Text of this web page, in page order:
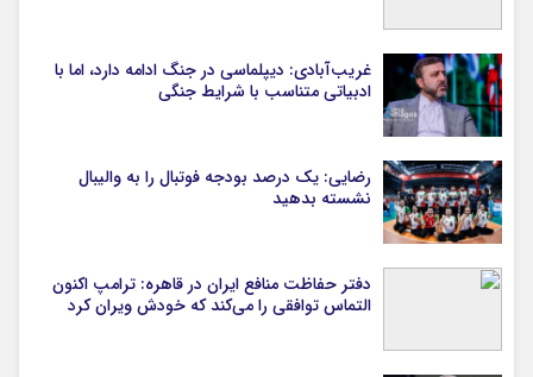
غریب‌آبادی: دیپلماسی در جنگ ادامه دارد، اما با
ادبیاتی متناسب با شرایط جنگی
رضایی: یک درصد بودجه فوتبال را به والیبال
نشسته بدهید
دفتر حفاظت منافع ایران در قاهره: ترامپ اکنون
التماس توافقی را می‌کند که خودش ویران کرد